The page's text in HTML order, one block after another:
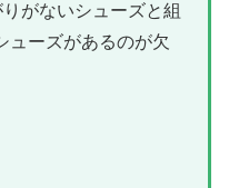
がないシューズと組
ーズがあるのが欠